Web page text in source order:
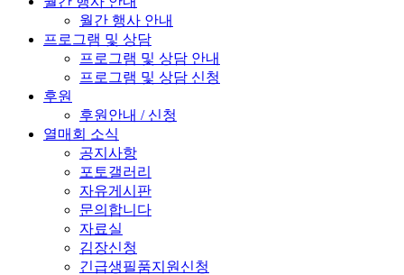
월간 행사 안내
프로그램 및 상담
프로그램 및 상담 안내
프로그램 및 상담 신청
후원
후원안내 / 신청
열매회 소식
공지사항
포토갤러리
자유게시판
문의합니다
자료실
김장신청
긴급생필품지원신청